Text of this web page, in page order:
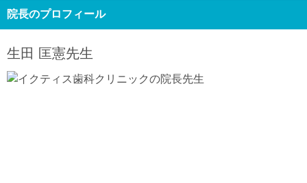
院長のプロフィール
生田 匡憲先生